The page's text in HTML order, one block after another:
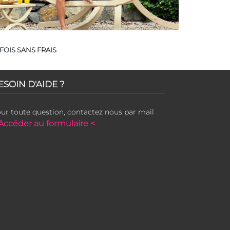
SANS FRAIS
D'AIDE ?
toute question, contactez nous par mail
au formulaire <